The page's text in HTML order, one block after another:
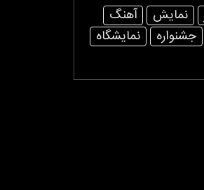
نمایش
آهنگ
جشنواره
نمایشگاه